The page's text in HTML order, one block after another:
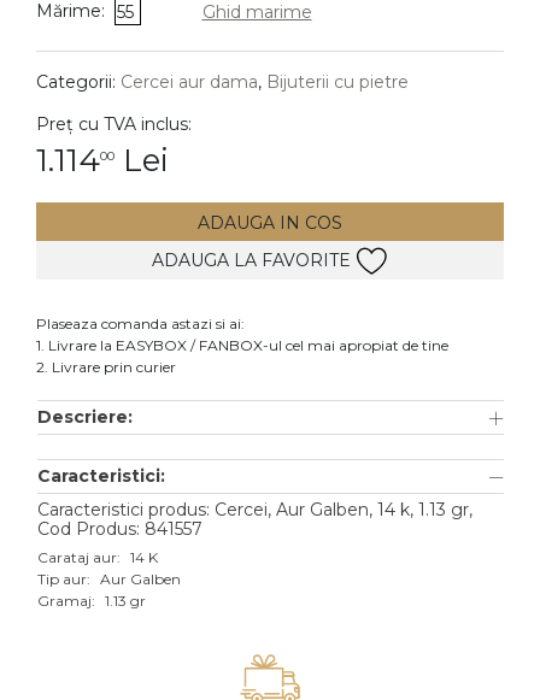
DIAMANTE Vezi toate
Cercei
Accesorii
Aur alb
Aur roz
Aur mixt
Mărime: 55 Ghid marime
Categorii: Cercei aur dama, Bijuterii cu pietre
Preț cu TVA inclus:
1.11400 Lei
ADAUGA IN COS
ADAUGA LA FAVORITE
Plaseaza comanda astazi si ai:
1. Livrare la EASYBOX / FANBOX-ul cel mai apropiat de tine
2. Livrare prin curier
Descriere:
Caracteristici:
Caracteristici produs: Cercei, Aur Galben, 14 k, 1.13 gr,
Cod Produs: 841557
Carataj aur: 14 K
Tip aur: Aur Galben
Gramaj: 1.13 gr